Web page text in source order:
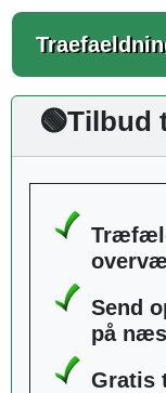
Send
på
Gratis